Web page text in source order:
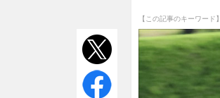
【この記事のキーワード】